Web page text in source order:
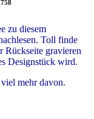
zu diesem
Toll finde
Rückseite gravieren
Designstück wird.
mehr davon.